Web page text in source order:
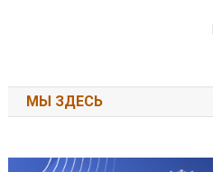
МЫ ЗДЕСЬ